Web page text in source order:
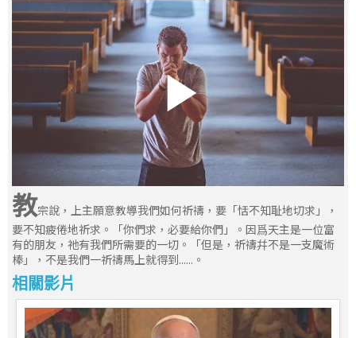
教宗說，上主願意教導我們如何祈禱，要「恬不知耻地切求」，
要不知疲倦地祈求。「你們求，必要給你們」。因爲天主是一位富
有的朋友，祂有我們所需要的一切。「但是，祈禱幷不是一支魔術
棒」，不是我們一祈禱馬上就得到......。
相關影片